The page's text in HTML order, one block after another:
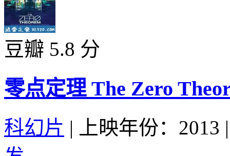
豆瓣 5.8 分
零点定理 The Zero
科幻片 | 上映年份：2013 |